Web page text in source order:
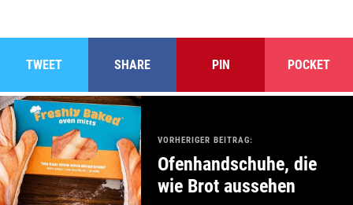
TWEET SHARE PIN POCKET
VORHERIGER BEITRAG:
Ofenhandschuhe, die
wie Brot aussehen